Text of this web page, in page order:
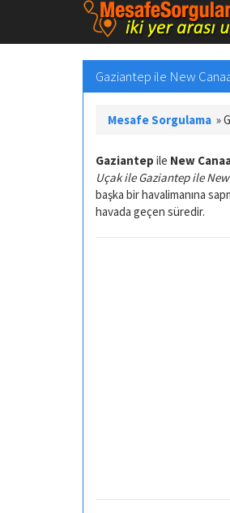
Gaziantep ile New
Mesafe Sorgulama »
Gaziantep ile New
Uçak ile Gaziantep ile
başka bir havalimanına
havada geçen süredir.